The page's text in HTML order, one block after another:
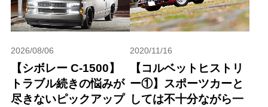
2026/08/06
【シボレー C-1500】
トラブル続きの悩みが
尽きないピックアップ
2020/11/16
【コルベットヒストリ
ー①】スポーツカーと
しては不十分ながら一